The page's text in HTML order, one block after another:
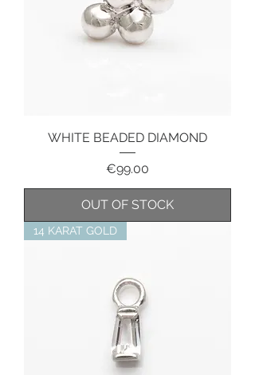
WHITE BEADED DIAMOND
Price
€99.00
OUT OF STOCK
14 KARAT GOLD